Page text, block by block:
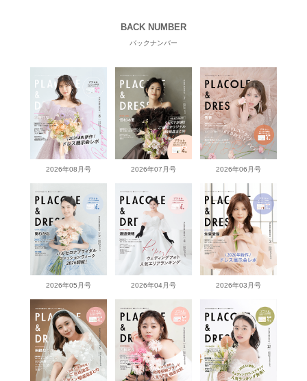
BACK NUMBER
バックナンバー
2026年08月号 2026年07月号 2026年06月号
2026年05月号 2026年04月号 2026年03月号